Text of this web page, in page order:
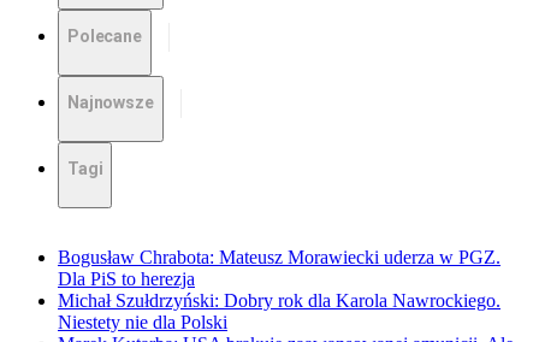
Polecane
Najnowsze
Tagi
Bogusław Chrabota: Mateusz Morawiecki uderza w PGZ.
Dla PiS to herezja
Michał Szułdrzyński: Dobry rok dla Karola Nawrockiego.
Niestety nie dla Polski